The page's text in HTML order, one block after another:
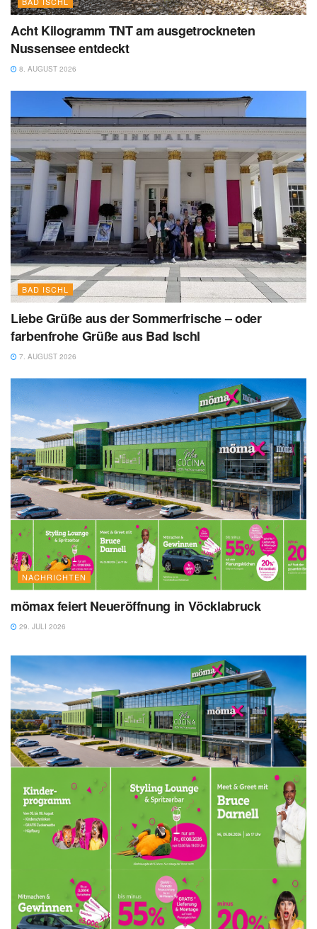
Acht Kilogramm TNT am ausgetrockneten
Nussensee entdeckt
8. AUGUST 2026
BAD ISCHL
Liebe Grüße aus der Sommerfrische – oder
farbenfrohe Grüße aus Bad Ischl
7. AUGUST 2026
NACHRICHTEN
mömax feiert Neueröffnung in Vöcklabruck
29. JULI 2026